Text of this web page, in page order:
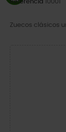
Referencia 10001
Zuecos clásicos